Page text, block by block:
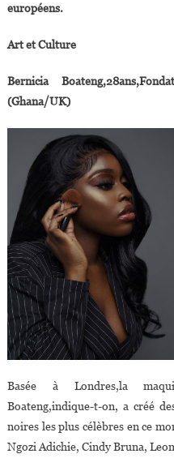
européens.
Art et Culture
Bernicia
(Ghana/UK)
Basée à Londres,la
Boateng,indique-t-on, a créé
noires les plus célèbres en ce
Ngozi Adichie, Cindy Bruna,